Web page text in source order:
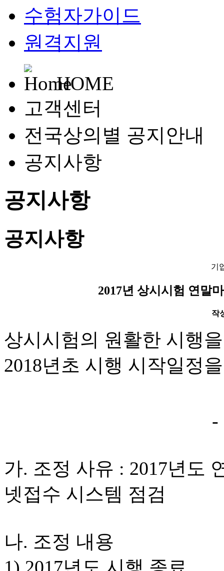
수험자가이드
원격지원
HOME
고객센터
전국상의별 공지안내
공지사항
공지사항
공지사항
기
2017년 상시시험 연말
작
상시시험의 원활한 시행
2018년초 시행 시작일정
-
가. 조정 사유 : 2017년도
넷접수 시스템 점검
나. 조정 내용